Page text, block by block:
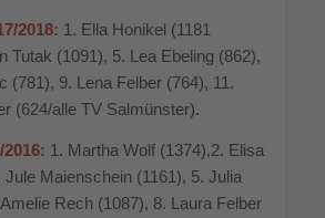
2018: 1. Ella Honikel (1181
Tutak (1091), 5. Lea Ebeling (862),
(781), 9. Lena Felber (764), 11.
(624/alle TV Salmünster).
1. Martha Wolf (1374),2. Elisa
Maienschein (1161), 5. Julia
Rech (1087), 8. Laura Felber